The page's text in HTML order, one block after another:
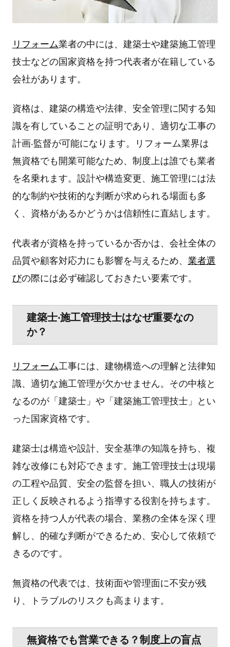
リフォーム業者の中には、建築⼠や建築施⼯管理
技⼠などの国家資格を持つ代表者が在籍している
会社があります。
資格は、建築の構造や法律、安全管理に関する知
識を有していることの証明であり、適切な⼯事の
計画‧監督が可能になります。リフォーム業界は
無資格でも開業可能なため、制度上は誰でも業者
を名乗れます。設計や構造変更、施⼯管理には法
的な制約や技術的な判断が求められる場⾯も多
く、資格があるかどうかは信頼性に直結します。
代表者が資格を持っているか否かは、会社全体の
品質や顧客対応⼒にも影響を与えるため、 業者選
びの際には必ず確認しておきたい要素です。
建築⼠‧施⼯管理技⼠はなぜ重要なの
か？
リフォーム⼯事には、建物構造への理解と法律知
識、適切な施⼯管理が⽋かせません。その中核と
なるのが「建築⼠」や「建築施⼯管理技⼠」とい
った国家資格です。
建築⼠は構造や設計、安全基準の知識を持ち、複
雑な改修にも対応できます。施⼯管理技⼠は現場
の⼯程や品質、安全の監督を担い、職⼈の技術が
正しく反映されるよう指導する役割を持ちます。
資格を持つ⼈が代表の場合、業務の全体を深く理
解し、的確な判断ができるため、安⼼して依頼で
きるのです。
無資格の代表では、技術⾯や管理⾯に不安が残
り、トラブルのリスクも⾼まります。
無資格でも営業できる？制度上の盲点